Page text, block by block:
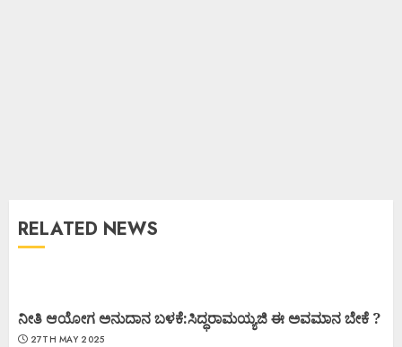
RELATED NEWS
ನೀತಿ ಆಯೋಗ ಅನುದಾನ ಬಳಕೆ:ಸಿದ್ಧರಾಮಯ್ಯಜಿ ಈ ಅವಮಾನ ಬೇಕೆ ?
27TH MAY 2025